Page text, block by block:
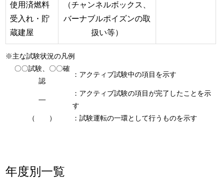
使用済燃料
受入れ・貯
蔵建屋
（チャンネルボックス、
バーナブルポイズンの取
扱い等）
※主な試験状況の凡例
〇〇試験、〇〇確
認
：アクティブ試験中の項目を示す
―
：アクティブ試験の項目が完了したことを示
す
（ ）
：試験運転の一環として行うものを示す
年度別一覧